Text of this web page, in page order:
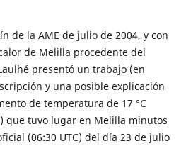
de la AME de julio de 2004, y con
de Melilla procedente del
presentó un trabajo (en
y una posible explicación
de temperatura de 17 °C
que tuvo lugar en Melilla minutos
(06:30 UTC) del día 23 de julio